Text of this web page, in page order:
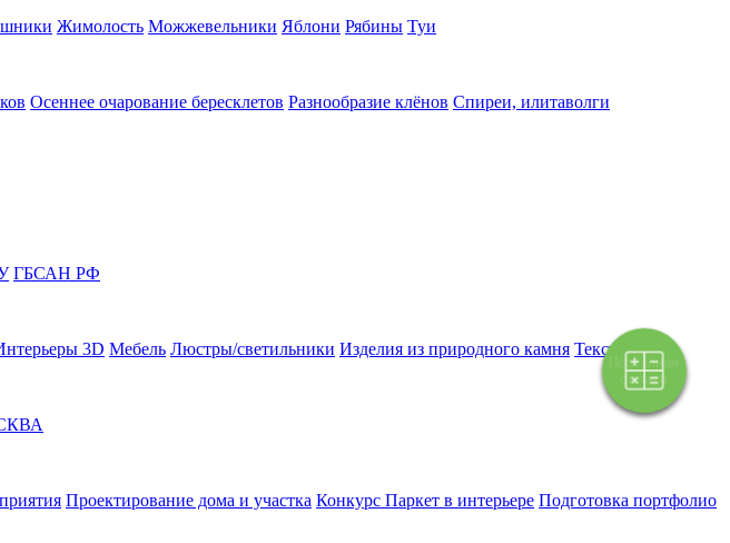
Поэтапная
оплата
Жимолость Можжевельники Яблони Рябины Туи
Осеннее очарование бересклетов Разнообразие клёнов Спиреи, илитаволги
ГБСАН РФ
3D Мебель Люстры/светильники Изделия из природного камня Текстиль
Проектирование дома и участка Конкурс Паркет в интерьере Подготовка портфолио